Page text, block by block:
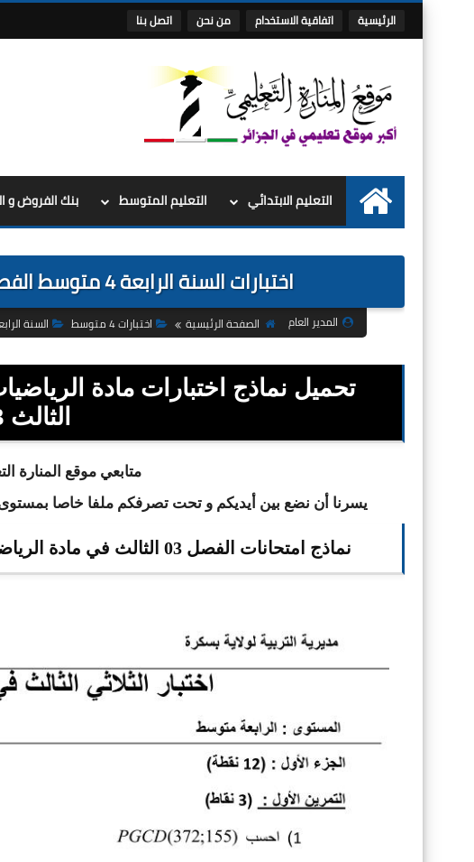
الرئيسية اتفاقية الاستخدام من نحن اتصل بنا
الرئيسية
التعليم الابتدائي التعليم المتوسط بنك الفروض و
اختبارات السنة الرابعة 4 متوسط الفصل الثالث 3 في مادة الرياضيات
المدير العام الصفحة الرئيسية اختبارات 4 متوسط السنة
تحميل نماذج اختبارات مادة
الثالث 03
متابعي موقع المنارة
يسرنا أن نضع بين أيديكم و تحت تصرفكم ملفا خاصا
نماذج امتحانات الفصل 03 الثالث في مادة الرياضيات للسنة الرابعة 4 متوسط الجيل الثاني